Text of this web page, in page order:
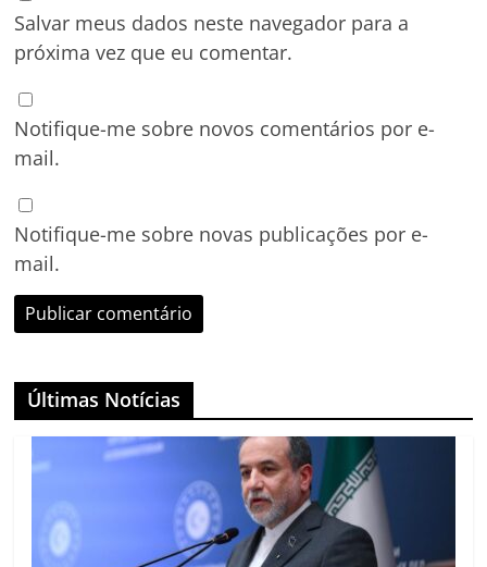
Salvar meus dados neste navegador para a
próxima vez que eu comentar.
Notifique-me sobre novos comentários por e-
mail.
Notifique-me sobre novas publicações por e-
mail.
Últimas Notícias